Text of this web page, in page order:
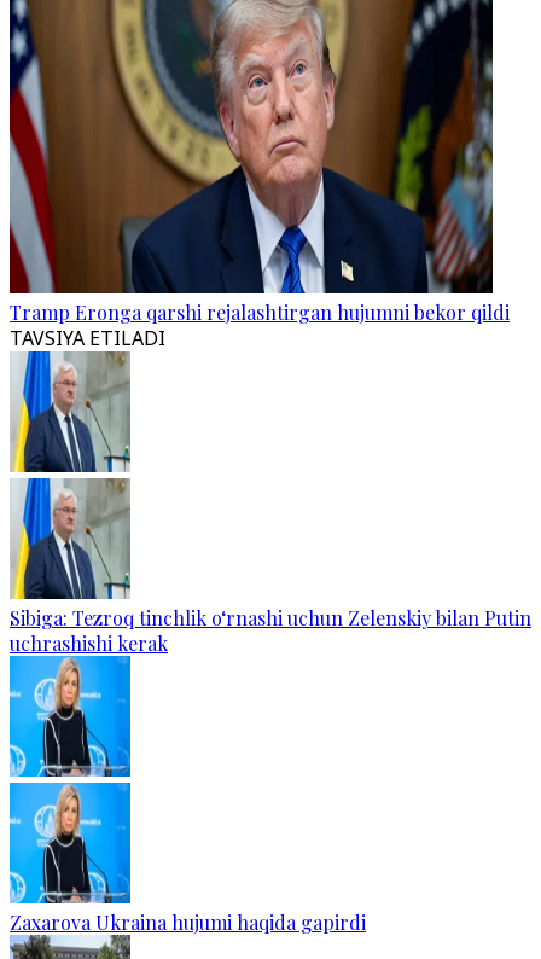
Tramp Eronga qarshi rejalashtirgan hujumni bekor qildi
TAVSIYA ETILADI
Sibiga: Tezroq tinchlik o‘rnashi uchun Zelenskiy bilan Putin
uchrashishi kerak
Zaxarova Ukraina hujumi haqida gapirdi